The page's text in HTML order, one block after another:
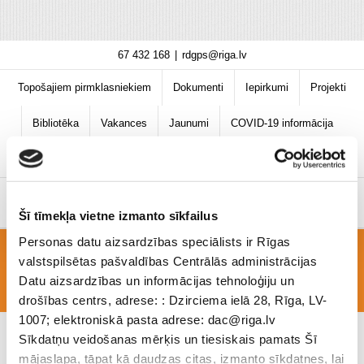
Šī tīmekļa vietne izmanto sīkfailus
Personas datu aizsardzības speciālists ir Rīgas
valstspilsētas pašvaldības Centrālās administrācijas
Datu aizsardzības un informācijas tehnoloģiju un
drošības centrs, adrese: : Dzirciema ielā 28, Rīga, LV-
1007; elektroniskā pasta adrese: dac@riga.lv
Sīkdatņu veidošanas mērķis un tiesiskais pamats Šī
mājaslapa, tāpat kā daudzas citas, izmanto sīkdatnes, lai
content
67 432 168 rdgps@riga.lv
Topošajiem pirmklasniekiem Dokumenti Iepirkumi Projekti
Bibliotēka Vakances Jaunumi COVID-19 informācija
EDk_10-12_2019_30.09-4.Oktobris